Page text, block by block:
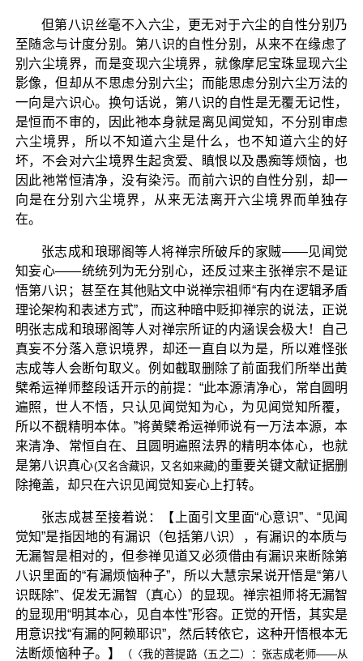
但第八识丝毫不入六尘，更无对于六尘的自性分别乃
至随念与计度分别。第八识的自性分别，从来不在缘虑了
别六尘境界，而是变现六尘境界，就像摩尼宝珠显现六尘
影像，但却从不思虑分别六尘；而能思虑分别六尘万法的
一向是六识心。换句话说，第八识的自性是无覆无记性，
是恒而不审的，因此祂本身就是离见闻觉知，不分别审虑
六尘境界，所以不知道六尘是什么，也不知道六尘的好
坏，不会对六尘境界生起贪爱、瞋恨以及愚痴等烦恼，也
因此祂常恒清净，没有染污。而前六识的自性分别，却一
向是在分别六尘境界，从来无法离开六尘境界而单独存
在。
张志成和琅琊阁等人将禅宗所破斥的家贼——见闻觉
知妄心——统统列为无分别心，还反过来主张禅宗不是证
悟第八识；甚至在其他贴文中说禅宗祖师“有内在逻辑矛盾
理论架构和表述方式”，而这种暗中贬抑禅宗的说法，正说
明张志成和琅琊阁等人对禅宗所证的内涵误会极大！自己
真妄不分落入意识境界，却还一直自以为是，所以难怪张
志成等人会断句取义。例如截取删除了前面我们所举出黄
檗希运禅师整段话开示的前提：“此本源清净心，常自圆明
遍照，世人不悟，只认见闻觉知为心，为见闻觉知所覆，
所以不覩精明本体。”将黄檗希运禅师说有一万法本源，本
来清净、常恒自在、且圆明遍照法界的精明本体心，也就
是第八识真心(又名含藏识，又名如来藏)的重要关键文献证据删
除掩盖，却只在六识见闻觉知妄心上打转。
张志成甚至接着说：【上面引文里面“心意识”、“见闻
觉知”是指因地的有漏识（包括第八识），有漏识的本质与
无漏智是相对的，但参禅见道又必须借由有漏识来断除第
八识里面的“有漏烦恼种子”，所以大慧宗杲说开悟是“第八
识既除”、促发无漏智（真心）的显现。禅宗祖师将无漏智
的显现用“明其本心，见自本性”形容。正觉的开悟，其实是
用意识找“有漏的阿赖耶识”，然后转依它，这种开悟根本无
法断烦恼种子。】
（〈我的菩提路（五之二）：张志成老师——从